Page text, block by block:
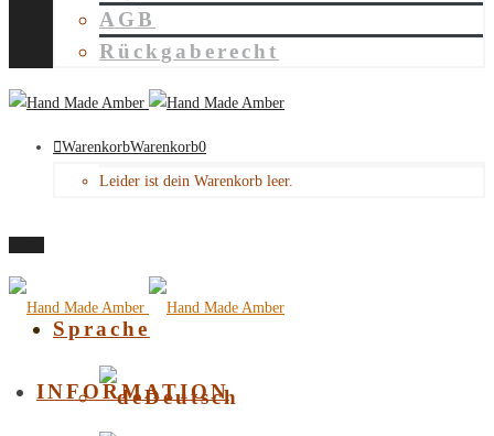
AGB
Rückgaberecht
WarenkorbWarenkorb0
Leider ist dein Warenkorb leer.
Sprache
Deutsch
INFORMATION